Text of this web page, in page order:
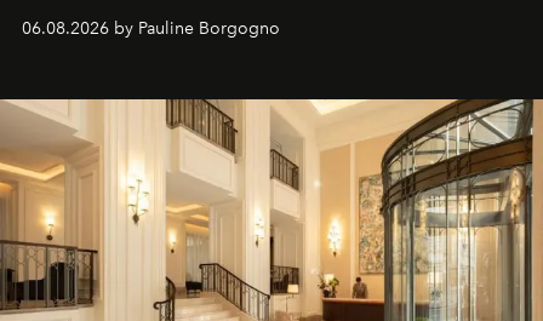
06.08.2026 by Pauline Borgogno